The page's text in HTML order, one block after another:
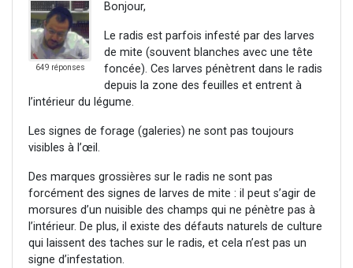
649 réponses
Bonjour,
Le radis est parfois infesté par des larves
de mite (souvent blanches avec une tête
foncée). Ces larves pénètrent dans le radis
depuis la zone des feuilles et entrent à
l’intérieur du légume.
Les signes de forage (galeries) ne sont pas toujours
visibles à l’œil.
Des marques grossières sur le radis ne sont pas
forcément des signes de larves de mite : il peut s’agir de
morsures d’un nuisible des champs qui ne pénètre pas à
l’intérieur. De plus, il existe des défauts naturels de culture
qui laissent des taches sur le radis, et cela n’est pas un
signe d’infestation.